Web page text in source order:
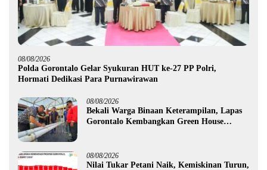
08/08/2026
Polda Gorontalo Gelar Syukuran HUT ke-27 PP Polri,
Hormati Dedikasi Para Purnawirawan
08/08/2026
Bekali Warga Binaan Keterampilan, Lapas
Gorontalo Kembangkan Green House
08/08/2026
Nilai Tukar Petani Naik, Kemiskinan Turun,